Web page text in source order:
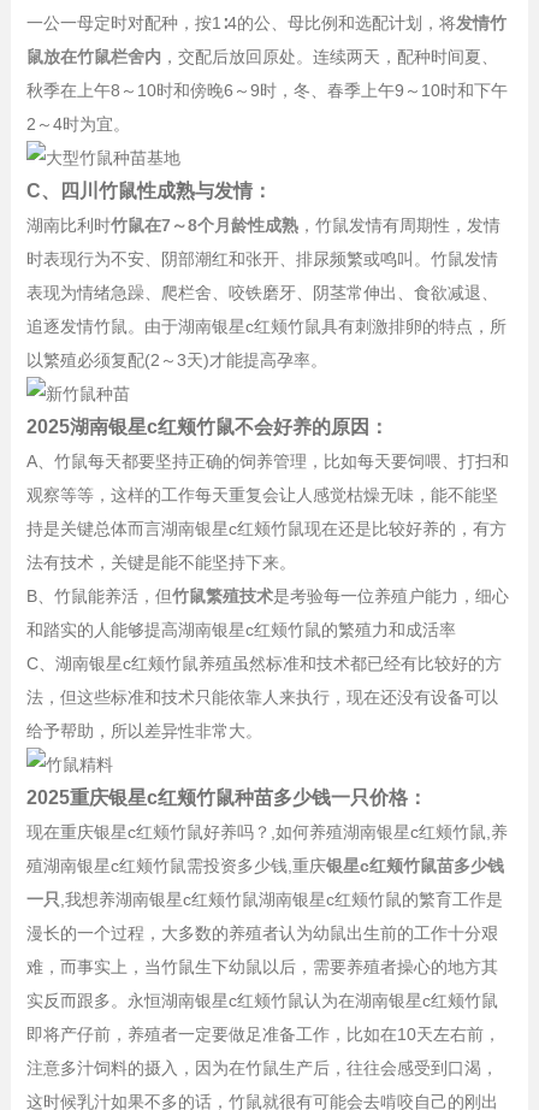
一公一母定时对配种，按1∶4的公、母比例和选配计划，将发情竹
鼠放在竹鼠栏舍内 ，交配后放回原处。连续两天，配种时间夏、
秋季在上午8～10时和傍晚6～9时，冬、春季上午9～10时和下午
2～4时为宜。
C、四川竹鼠性成熟与发情：
湖南比利时竹鼠在7～8个月龄性成熟，竹鼠发情有周期性，发情
时表现行为不安、阴部潮红和张开、排尿频繁或鸣叫。竹鼠发情
表现为情绪急躁、爬栏舍、咬铁磨牙、阴茎常伸出、食欲减退、
追逐发情竹鼠。由于湖南银星c红颊竹鼠具有刺激排卵的特点，所
以繁殖必须复配(2～3天)才能提高孕率。
2025湖南银星c红颊竹鼠不会好养的原因：
A、竹鼠每天都要坚持正确的饲养管理，比如每天要饲喂、打扫和
观察等等，这样的工作每天重复会让人感觉枯燥无味，能不能坚
持是关键总体而言湖南银星c红颊竹鼠现在还是比较好养的，有方
法有技术，关键是能不能坚持下来。
B、竹鼠能养活，但竹鼠繁殖技术是考验每一位养殖户能力，细心
和踏实的人能够提高湖南银星c红颊竹鼠的繁殖力和成活率
C、湖南银星c红颊竹鼠养殖虽然标准和技术都已经有比较好的方
法，但这些标准和技术只能依靠人来执行，现在还没有设备可以
给予帮助，所以差异性非常大。
2025重庆银星c红颊竹鼠种苗多少钱一只价格：
现在重庆银星c红颊竹鼠好养吗？,如何养殖湖南银星c红颊竹鼠,养
殖湖南银星c红颊竹鼠需投资多少钱,重庆银星c红颊竹鼠苗多少钱
一只 ,我想养湖南银星c红颊竹鼠湖南银星c红颊竹鼠的繁育工作是
漫长的一个过程，大多数的养殖者认为幼鼠出生前的工作十分艰
难，而事实上，当竹鼠生下幼鼠以后，需要养殖者操心的地方其
实反而跟多。永恒湖南银星c红颊竹鼠认为在湖南银星c红颊竹鼠
即将产仔前，养殖者一定要做足准备工作，比如在10天左右前，
注意多汁饲料的摄入，因为在竹鼠生产后，往往会感受到口渴，
这时候乳汁如果不多的话，竹鼠就很有可能会去啃咬自己的刚出